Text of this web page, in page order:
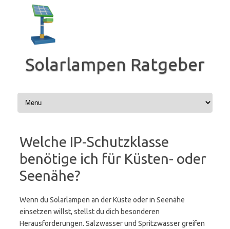
springen
Solarlampen Ratgeber
Welche IP-Schutzklasse
benötige ich für Küsten- oder
Seenähe?
Wenn du Solarlampen an der Küste oder in Seenähe
einsetzen willst, stellst du dich besonderen
Herausforderungen. Salzwasser und Spritzwasser greifen